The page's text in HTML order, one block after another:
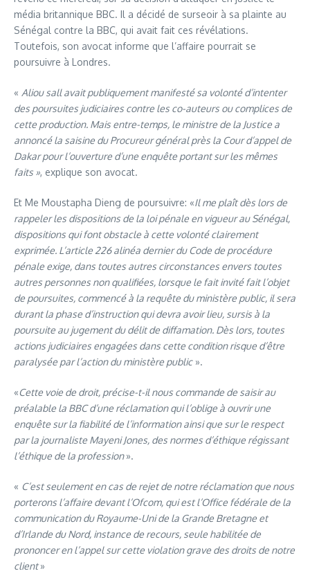
média britannique BBC. Il a décidé de surseoir à sa plainte au
Sénégal contre la BBC, qui avait fait ces révélations.
Toutefois, son avocat informe que l’affaire pourrait se
poursuivre à Londres.
« Aliou sall avait publiquement manifesté sa volonté d’intenter
des poursuites judiciaires contre les co-auteurs ou complices de
cette production. Mais entre-temps, le ministre de la Justice a
annoncé la saisine du Procureur général près la Cour d’appel de
Dakar pour l’ouverture d’une enquête portant sur les mêmes
faits », explique son avocat.
Et Me Moustapha Dieng de poursuivre: «Il me plaît dès lors de
rappeler les dispositions de la loi pénale en vigueur au Sénégal,
dispositions qui font obstacle à cette volonté clairement
exprimée. L’article 226 alinéa dernier du Code de procédure
pénale exige, dans toutes autres circonstances envers toutes
autres personnes non qualifiées, lorsque le fait invité fait l’objet
de poursuites, commencé à la requête du ministère public, il sera
durant la phase d’instruction qui devra avoir lieu, sursis à la
poursuite au jugement du délit de diffamation. Dès lors, toutes
actions judiciaires engagées dans cette condition risque d’être
paralysée par l’action du ministère public».
«Cette voie de droit, précise-t-il nous commande de saisir au
préalable la BBC d’une réclamation qui l’oblige à ouvrir une
enquête sur la fiabilité de l’information ainsi que sur le respect
par la journaliste Mayeni Jones, des normes d’éthique régissant
l’éthique de la profession».
« C’est seulement en cas de rejet de notre réclamation que nous
porterons l’affaire devant l’Ofcom, qui est l’Office fédérale de la
communication du Royaume-Uni de la Grande Bretagne et
d’Irlande du Nord, instance de recours, seule habilitée de
prononcer en l’appel sur cette violation grave des droits de notre
client»